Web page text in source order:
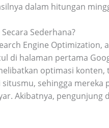
dalam hitungan
Sederhana?
Engine
di halaman pertama
optimasi konten,
situsmu, sehingga
Akibatnya, pengunjung